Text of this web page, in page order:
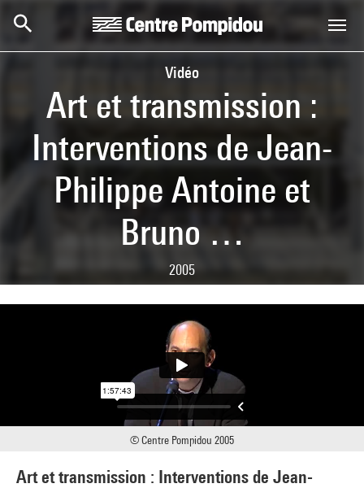
Vidéo
Art et transmission :
Interventions de Jean-
Philippe Antoine et
Bruno …
2005
Art et transmission : Interventions de Jean-
© Centre Pompidou 2005